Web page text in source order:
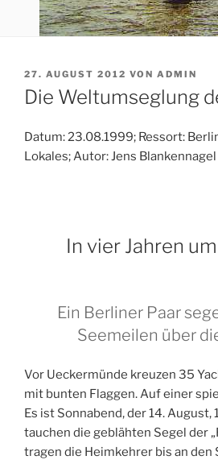
VERÖFFENTLICHT
AM
27. AUGUST 2012 VON ADMIN
Die Weltumseglung
Datum: 23.08.1999; Ressort:
Lokales; Autor: Jens Blankennagel
In vier Jahren
Ein Berliner Paar
Seemeilen über
Vor Ueckermünde kreuzen 35
mit bunten Flaggen. Auf einer
Es ist Sonnabend, der 14. August,
tauchen die geblähten Segel der
tragen die Heimkehrer bis an den